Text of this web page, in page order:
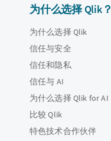
为什么选择 Qlik？
为什么选择 Qlik
信任与安全
信任和隐私
信任与 AI
为什么选择 Qlik for AI
比较 Qlik
特色技术合作伙伴